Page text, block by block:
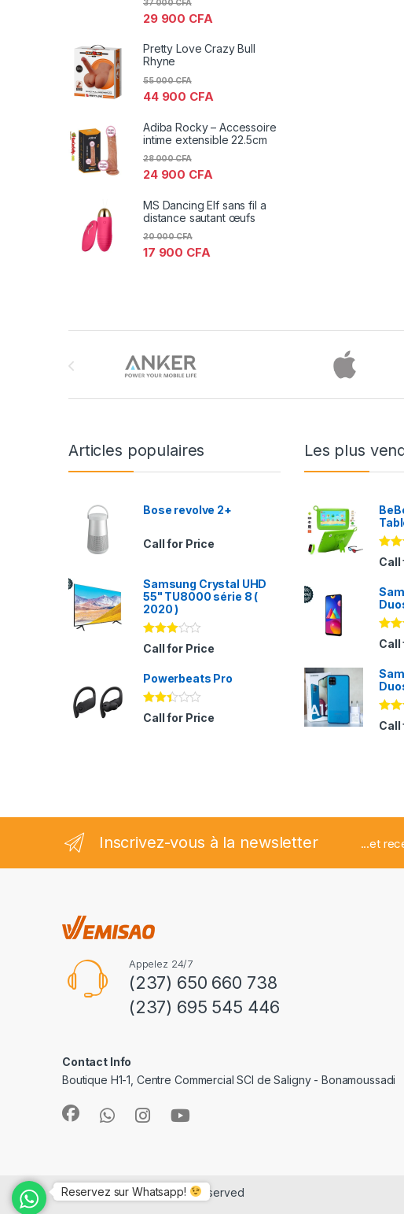
29 900 CFA
37 000CFA
Pretty Love Crazy Bull
Rhyne
44 900 CFA
55 000CFA
Adiba Rocky – Accessoire
intime extensible 22.5cm
24 900 CFA
28 000CFA
MS Dancing Elf sans fil a
distance sautant œufs
17 900 CFA
20 000CFA
Articles populaires
Bose revolve 2+
Call for Price
Samsung Crystal UHD
55" TU8000 série 8 (
2020 )
Note
2.94
Call for Price
Powerbeats Pro
Note
2.35
Call for Price
Les plus
Note
2.31
5
Call
Note
2.41
5
Call
Note
2.78
Call
Inscrivez-vous à la newsletter ...et
Appelez 24/7
(237) 650 660 738
(237) 695 545 446
Contact Info
Boutique H1-1, Centre Commercial SCI de Saligny - Bonamoussadi
©e-Vemisao- All Rights Reserved
Reservez sur Whatsapp!